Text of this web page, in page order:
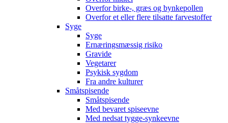
Overfor birke-, græs og bynkepollen
Overfor et eller flere tilsatte farvestoffer
Syge
Syge
Ernæringsmæssig risiko
Gravide
Vegetarer
Psykisk sygdom
Fra andre kulturer
Småtspisende
Småtspisende
Med bevaret spiseevne
Med nedsat tygge-synkeevne